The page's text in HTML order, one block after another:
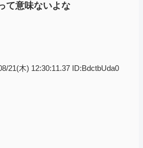
て意味ないよな
21(木) 12:30:11.37 ID:BdctbUda0